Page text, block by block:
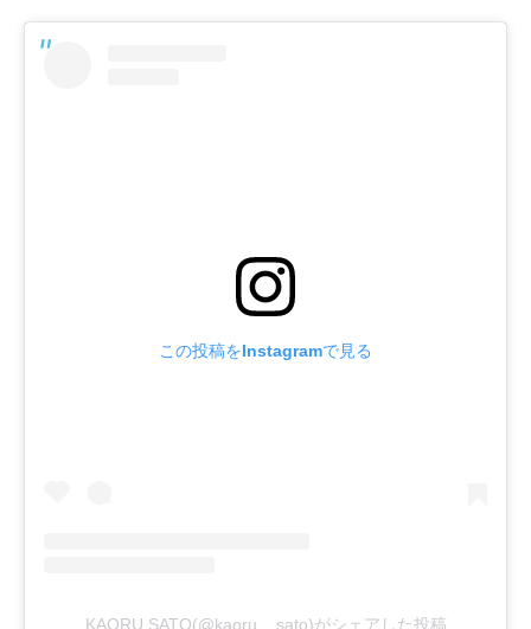
この投稿をInstagramで見る
KAORU SATO(@kaoru__sato)がシェアした投稿